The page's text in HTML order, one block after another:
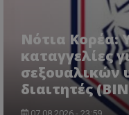
Νότια Κορέα:
καταγγελίες
σεξουαλικών
διαιτητές